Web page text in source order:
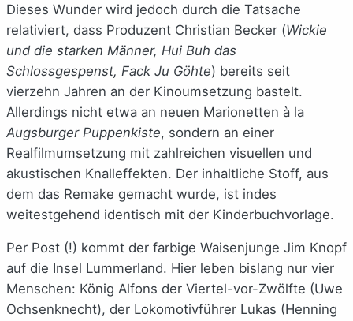
Dieses Wunder wird jedoch durch die Tatsache
relativiert, dass Produzent Christian Becker (Wickie
und die starken Männer, Hui Buh das
Schlossgespenst, Fack Ju Göhte) bereits seit
vierzehn Jahren an der Kinoumsetzung bastelt.
Allerdings nicht etwa an neuen Marionetten à la
Augsburger Puppenkiste, sondern an einer
Realfilmumsetzung mit zahlreichen visuellen und
akustischen Knalleffekten. Der inhaltliche Stoff, aus
dem das Remake gemacht wurde, ist indes
weitestgehend identisch mit der Kinderbuchvorlage.
Per Post (!) kommt der farbige Waisenjunge Jim Knopf
auf die Insel Lummerland. Hier leben bislang nur vier
Menschen: König Alfons der Viertel-vor-Zwölfte (Uwe
Ochsenknecht), der Lokomotivführer Lukas (Henning